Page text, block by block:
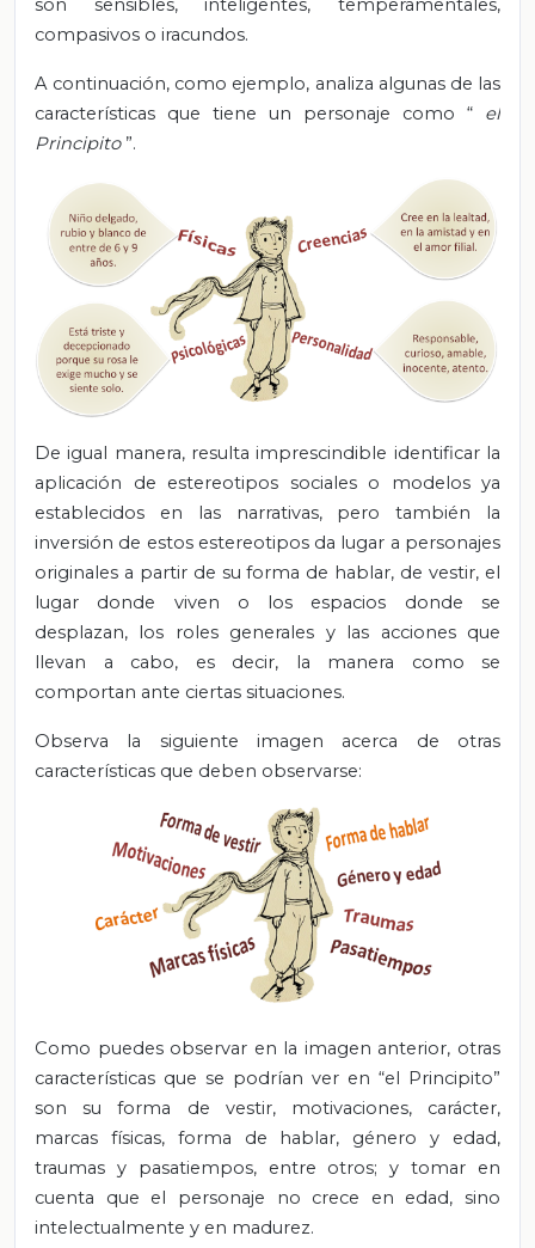
son sensibles, inteligentes, temperamentales,
compasivos o iracundos.
A continuación, como ejemplo, analiza algunas de las
características que tiene un personaje como “ el
Principito ”.
De igual manera, resulta imprescindible identificar la
aplicación de estereotipos sociales o modelos ya
establecidos en las narrativas, pero también la
inversión de estos estereotipos da lugar a personajes
originales a partir de su forma de hablar, de vestir, el
lugar donde viven o los espacios donde se
desplazan, los roles generales y las acciones que
llevan a cabo, es decir, la manera como se
comportan ante ciertas situaciones.
Observa la siguiente imagen acerca de otras
características que deben observarse:
Como puedes observar en la imagen anterior, otras
características que se podrían ver en “el Principito”
son su forma de vestir, motivaciones, carácter,
marcas físicas, forma de hablar, género y edad,
traumas y pasatiempos, entre otros; y tomar en
cuenta que el personaje no crece en edad, sino
intelectualmente y en madurez.